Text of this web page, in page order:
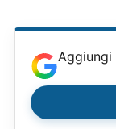
Aggiungi